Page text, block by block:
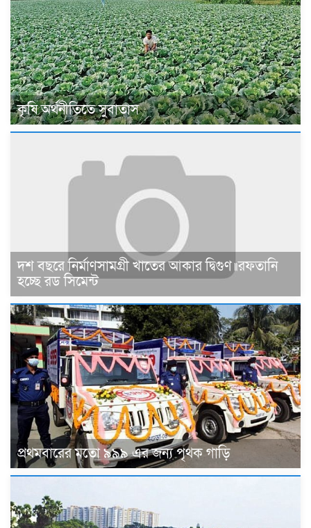
কৃষি অর্থনীতিতে সুবাতাস
দশ বছরে নির্মাণসামগ্রী খাতের আকার দ্বিগুণ॥রফতানি
হচ্ছে রড সিমেন্ট
প্রথমবারের মতো ৯৯৯ এর জন্য পৃথক গাড়ি